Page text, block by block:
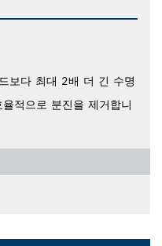
다 최대 2배 더 긴 수명
적으로 분진을 제거합니